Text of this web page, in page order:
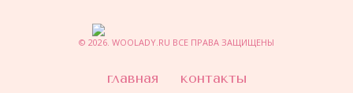
© 2026. WOOLADY.RU ВСЕ ПРАВА ЗАЩИЩЕНЫ
главная контакты